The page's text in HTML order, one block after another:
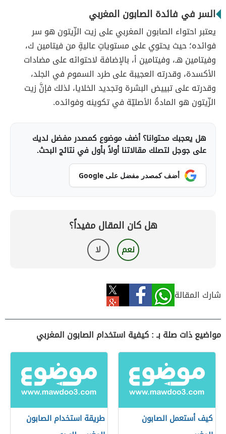
السر في فائدة الصابون المغربي
يعتبر احتواء الصابون المغربي على زيت الزّيتون هو سر
فوائده؛ حيث يحتوي على مستوياتٍ عاليةٍ من فيتامين ك،
وفيتامين هـ، وفيتامين أ، بالإضافة لاحتوائه على مضادات
الأكسدة، وقدرته العجيبة على طرد السموم في الجلد،
وقدرته على تبييض البشرة وتجديد الخلايا، لذلك فإنَّ زيت
الزّيتون هو المادةُ الأصليّة في تكوينه وفوائده.
هل يعجبك محتوانا؟ أضف موضوع كمصدر مفضل لديك
على جوجل لتصلك مقالاتنا أولاً بأول في نتائج البحث.
أضف كمصدر مفضل على Google
هل كان المقال مفيداً؟
نعم لا
شارك المقالة
مواضيع ذات صلة بـ : كيفية استخدام الصابون المغربي
كيف أستعمل الصابون
طريقة استخدام الصابون